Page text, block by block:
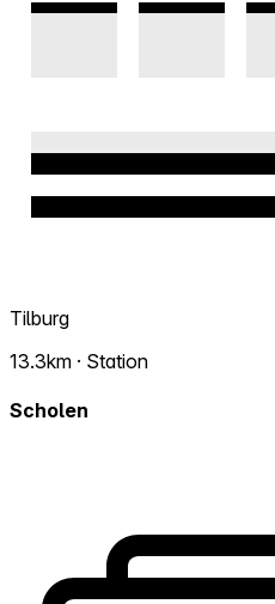
Tilburg
13.3km · Station
Scholen